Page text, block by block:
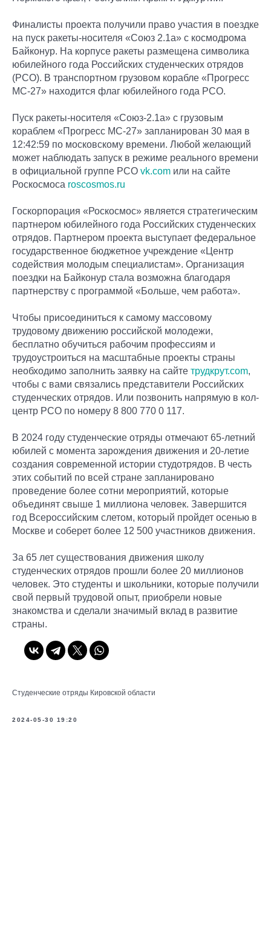
Финалисты проекта получили право участия в поездке
на пуск ракеты-носителя «Союз 2.1а» с космодрома
Байконур. На корпусе ракеты размещена символика
юбилейного года Российских студенческих отрядов
(РСО). В транспортном грузовом корабле «Прогресс
МС-27» находится флаг юбилейного года РСО.
Пуск ракеты-носителя «Союз-2.1а» с грузовым
кораблем «Прогресс МС-27» запланирован 30 мая в
12:42:59 по московскому времени. Любой желающий
может наблюдать запуск в режиме реального времени
в официальной группе РСО vk.com или на сайте
Роскосмоса roscosmos.ru
Госкорпорация «Роскосмос» является стратегическим
партнером юбилейного года Российских студенческих
отрядов. Партнером проекта выступает федеральное
государственное бюджетное учреждение «Центр
содействия молодым специалистам». Организация
поездки на Байконур стала возможна благодаря
партнерству с программой «Больше, чем работа».
Чтобы присоединиться к самому массовому
трудовому движению российской молодежи,
бесплатно обучиться рабочим профессиям и
трудоустроиться на масштабные проекты страны
необходимо заполнить заявку на сайте трудкрут.com,
чтобы с вами связались представители Российских
студенческих отрядов. Или позвонить напрямую в кол-
центр РСО по номеру 8 800 770 0 117.
В 2024 году студенческие отряды отмечают 65-летний
юбилей с момента зарождения движения и 20-летие
создания современной истории студотрядов. В честь
этих событий по всей стране запланировано
проведение более сотни мероприятий, которые
объединят свыше 1 миллиона человек. Завершится
год Всероссийским слетом, который пройдет осенью в
Москве и соберет более 12 500 участников движения.
За 65 лет существования движения школу
студенческих отрядов прошли более 20 миллионов
человек. Это студенты и школьники, которые получили
свой первый трудовой опыт, приобрели новые
знакомства и сделали значимый вклад в развитие
страны.
Студенческие отряды Кировской области
2024-05-30 19:20